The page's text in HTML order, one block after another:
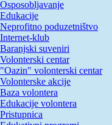
Osposobljavanje
Edukacije
Neprofitno poduzetništvo
Internet-klub
Baranjski suveniri
Volonterski centar
"Oazin" volonterski centar
Volonterske akcije
Baza volontera
Edukacije volontera
Pristupnica